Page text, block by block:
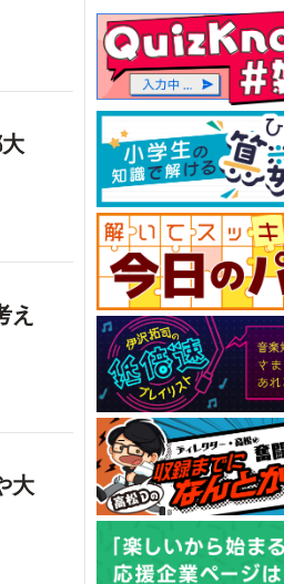
え
大